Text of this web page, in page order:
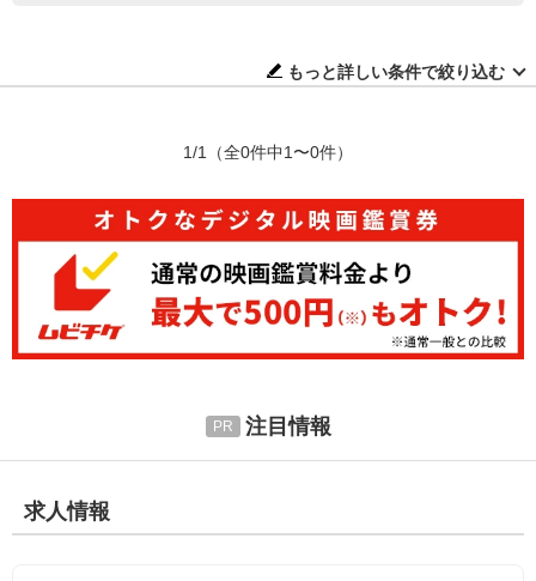
もっと詳しい条件で絞り込む
1/1 （全0件中1〜0件）
注目情報
求人情報